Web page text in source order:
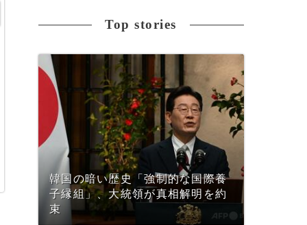
Top stories
韓国の暗い歴史「強制的な国際養
子縁組」、大統領が真相解明を約
束